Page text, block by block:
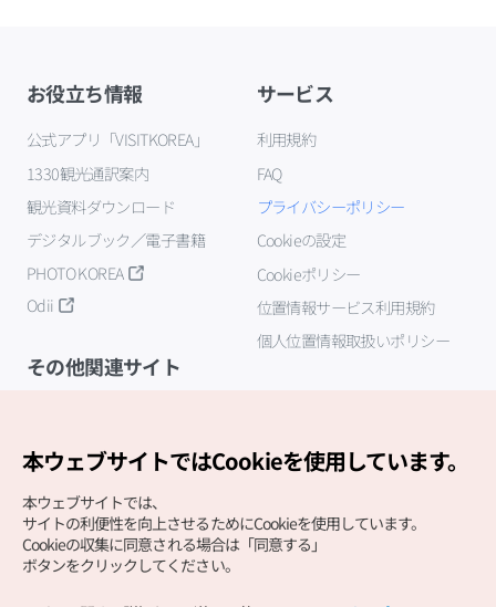
お役立ち情報
公式アプリ「VISITKOREA」
1330観光通訳案内
観光資料ダウンロード
デジタルブック／電子書籍
PHOTO KOREA
Odii
サービス
利用規約
FAQ
プライバシーポリシー
Cookieの設定
Cookieポリシー
位置情報サービス利用規約
個人位置情報取扱いポリシー
その他関連サイト
本ウェブサイトではCookieを使用しています。
本ウェブサイトでは、
サイトの利便性を向上させるためにCookieを使用しています。
Cookieの収集に同意される場合は「同意する」
ボタンをクリックしてください。